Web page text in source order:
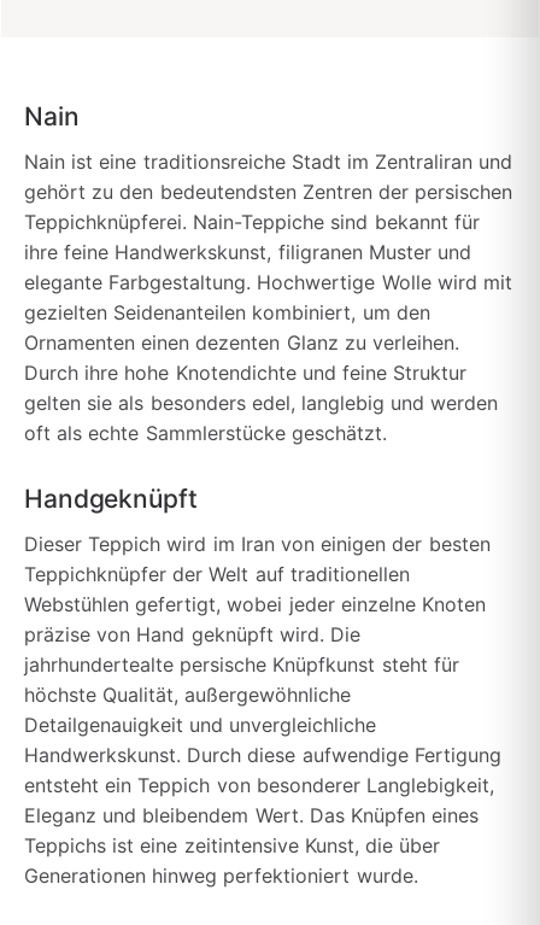
Nain
Nain ist eine traditionsreiche Stadt im Zentraliran und
gehört zu den bedeutendsten Zentren der persischen
Teppichknüpferei. Nain-Teppiche sind bekannt für
ihre feine Handwerkskunst, filigranen Muster und
elegante Farbgestaltung. Hochwertige Wolle wird mit
gezielten Seidenanteilen kombiniert, um den
Ornamenten einen dezenten Glanz zu verleihen.
Durch ihre hohe Knotendichte und feine Struktur
gelten sie als besonders edel, langlebig und werden
oft als echte Sammlerstücke geschätzt.
Handgeknüpft
Dieser Teppich wird im Iran von einigen der besten
Teppichknüpfer der Welt auf traditionellen
Webstühlen gefertigt, wobei jeder einzelne Knoten
präzise von Hand geknüpft wird. Die
jahrhundertealte persische Knüpfkunst steht für
höchste Qualität, außergewöhnliche
Detailgenauigkeit und unvergleichliche
Handwerkskunst. Durch diese aufwendige Fertigung
entsteht ein Teppich von besonderer Langlebigkeit,
Eleganz und bleibendem Wert. Das Knüpfen eines
Teppichs ist eine zeitintensive Kunst, die über
Generationen hinweg perfektioniert wurde.